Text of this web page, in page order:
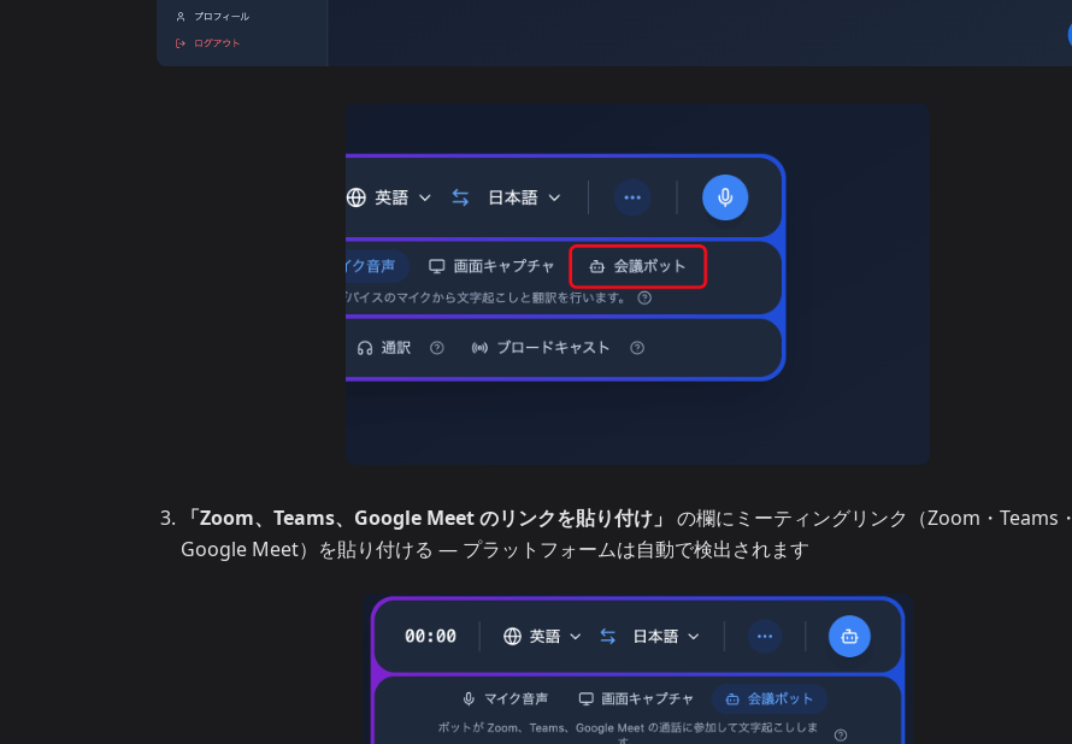
「Zoom、Teams、Google Meet のリンクを貼り付け」 の欄にミーティングリンク（Zoom・Teams・
Google Meet）を貼り付ける — プラットフォームは自動で検出されます